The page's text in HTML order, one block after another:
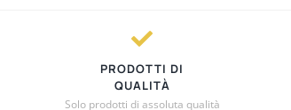
PRODOTTI DI
QUALITÀ
Solo prodotti di assoluta qualità